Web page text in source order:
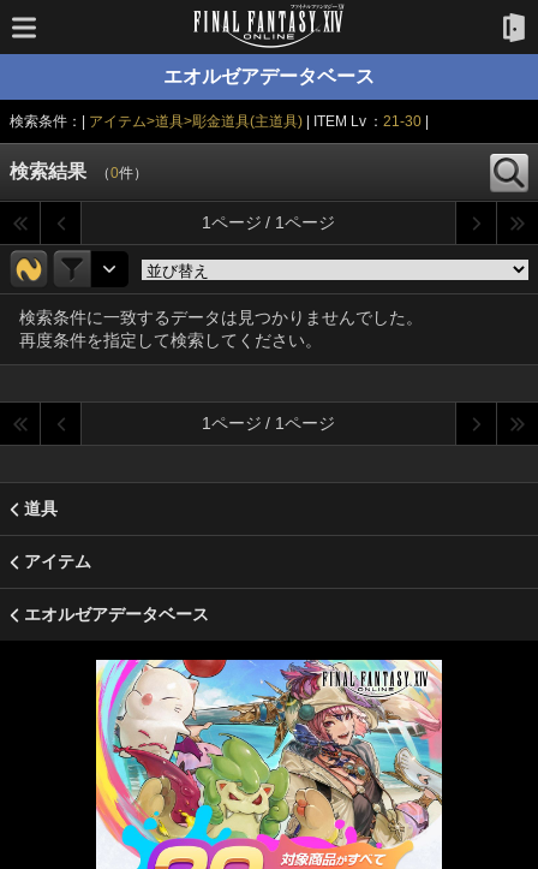
エオルゼアデータベース
検索条件：| アイテム>道具>彫金道具(主道具) | ITEM Lv ：21-30
検索結果 （0件）
1ページ / 1ページ
検索条件に一致するデータは見つかりませんでした。
再度条件を指定して検索してください。
1ページ / 1ページ
道具
アイテム
エオルゼアデータベース